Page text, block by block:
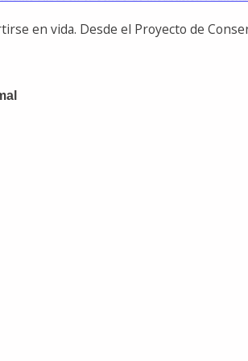
en vida. Desde el Proyecto de